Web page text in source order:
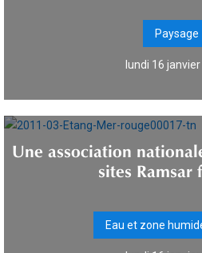
Paysage
lundi 16
Une association
sites Ramsar
Eau et zone